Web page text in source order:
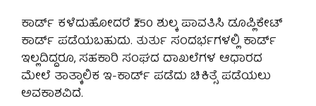
ಕಾರ್ಡ್ ಕಳೆದುಹೋದರೆ ₹250 ಶುಲ್ಕ ಪಾವತಿಸಿ ಡೂಪ್ಲಿಕೇಟ್
ಕಾರ್ಡ್ ಪಡೆಯಬಹುದು. ತುರ್ತು ಸಂದರ್ಭಗಳಲ್ಲಿ ಕಾರ್ಡ್
ಇಲ್ಲದಿದ್ದರೂ, ಸಹಕಾರಿ ಸಂಘದ ದಾಖಲೆಗಳ ಆಧಾರದ
ಮೇಲೆ ತಾತ್ಕಾಲಿಕ ಇ-ಕಾರ್ಡ್ ಪಡೆದು ಚಿಕಿತ್ಸೆ ಪಡೆಯಲು
ಅವಕಾಶವಿದೆ.